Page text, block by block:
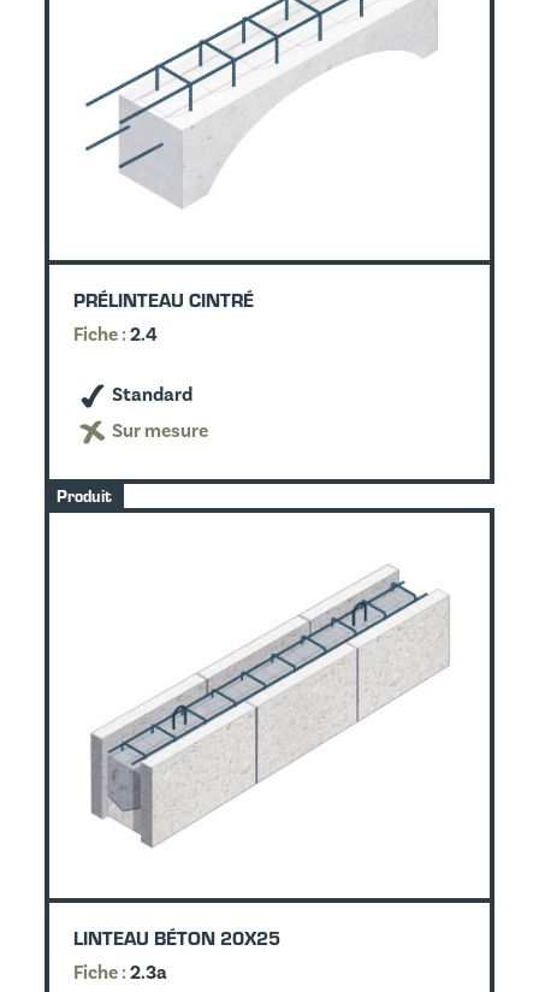
PRÉLINTEAU CINTRÉ
Fiche :2.4
Standard
Sur mesure
Produit
LINTEAU BÉTON 20X25
Fiche :2.3a